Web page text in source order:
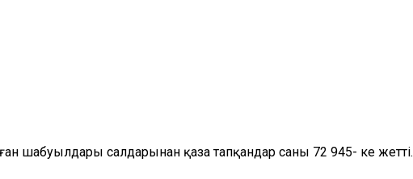
шабуылдары салдарынан қаза тапқандар саны 72 945- ке жетті.